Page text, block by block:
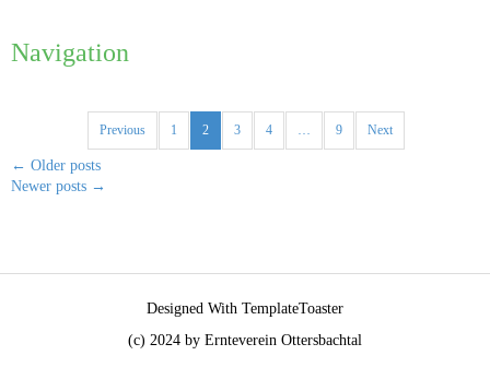
Navigation
Previous 1 2 3 4 9 Next
← Older posts
Newer posts →
(c) 2024 by Ernteverein Ottersbachtal
Designed With TemplateToaster